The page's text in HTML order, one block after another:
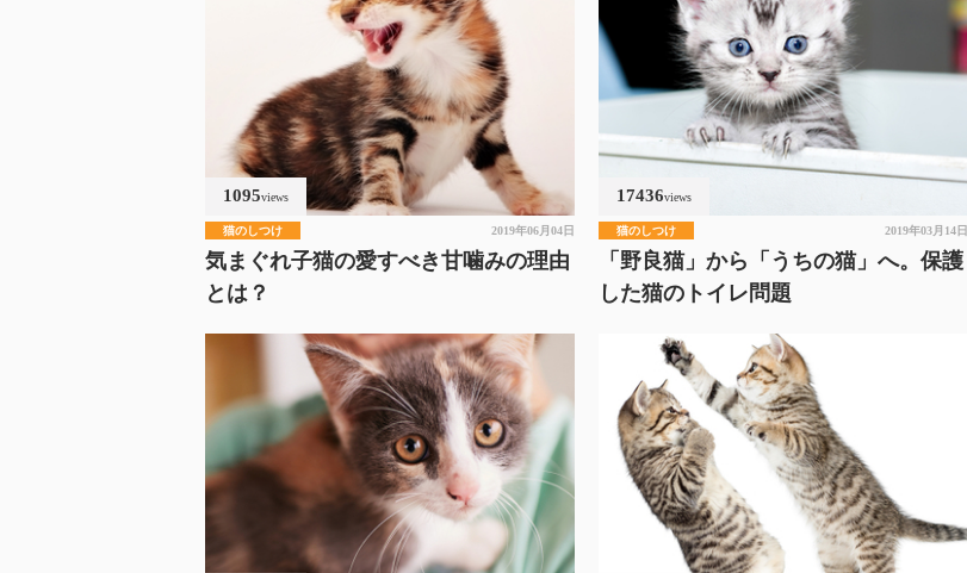
1095views
猫のしつけ 2019年06月04日
気まぐれ子猫の愛すべき甘噛みの理由
とは？
17436views
猫のしつけ 2019年03月14日
「野良猫」から「うちの猫」へ。保護
した猫のトイレ問題